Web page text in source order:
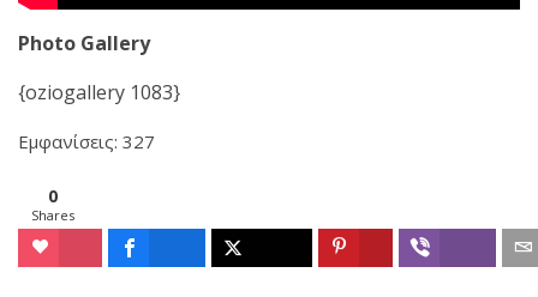
Photo Gallery
{oziogallery 1083}
Εμφανίσεις: 327
0
Shares